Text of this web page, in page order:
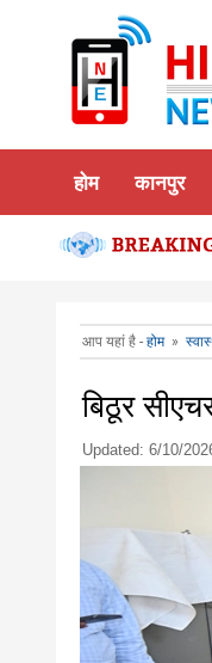
होम कानपुर
दर्शन पूजन कानपुर-
आप यहां है - होम»
बिठूर
Updated: 6/10/